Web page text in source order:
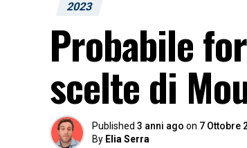
2023
Probabile
scelte di
Published 3 anni ago on 7 Ottobre
By Elia Serra